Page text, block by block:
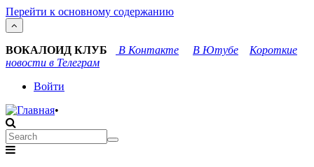
Перейти к основному содержанию
ВОКАЛОИД КЛУБ В Контакте В Ютубе
Короткие
новости в Телеграм
User
account
menu
Войти
•
Search
Search